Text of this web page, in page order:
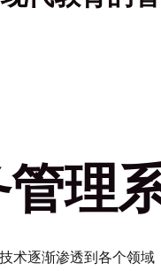
理
术逐渐渗透到各个领